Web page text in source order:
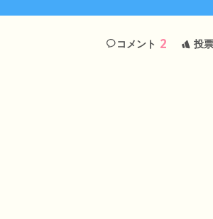
コメント 2 投票